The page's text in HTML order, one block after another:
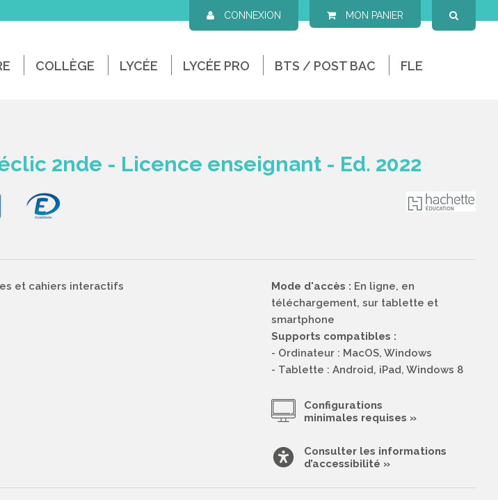
CONNEXION MON PANIER
COLLÈGE LYCÉE LYCÉE PRO BTS / POST BAC FLE
2nde - Licence enseignant - Ed. 2022
et cahiers interactifs
Mode d'accès : En ligne, en
téléchargement, sur tablette et
smartphone
Supports compatibles :
- Ordinateur : MacOS, Windows
- Tablette : Android, iPad, Windows 8
Configurations
minimales requises »
Consulter les informations
d’accessibilité »